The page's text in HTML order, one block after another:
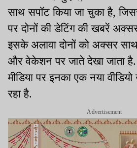
साथ सपॉट किया जा चुका है,
पर दोनों की डेटिंग की खबरें
इसके अलावा दोनों को अक्सर
और वेकेशन पर जाते देखा जाता है.
मीडिया पर इनका एक नया
रहा है.
Advertisement